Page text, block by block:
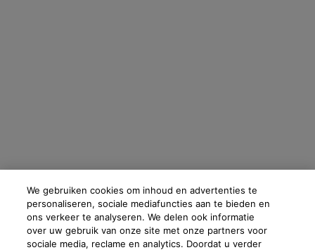
We gebruiken cookies om inhoud en advertenties te
personaliseren, sociale mediafuncties aan te bieden en
ons verkeer te analyseren. We delen ook informatie
over uw gebruik van onze site met onze partners voor
sociale media, reclame en analytics. Doordat u verder